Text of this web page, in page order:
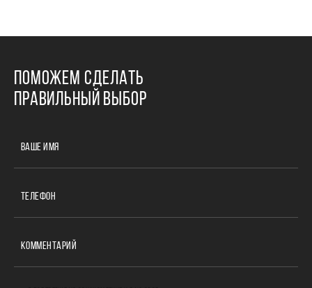
ПОМОЖЕМ СДЕЛАТЬ
ПРАВИЛЬНЫЙ ВЫБОР
ВАШЕ ИМЯ
ТЕЛЕФОН
КОММЕНТАРИЙ